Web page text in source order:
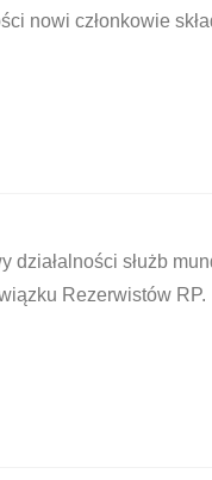
nowi członkowie
służb
Rezerwistów